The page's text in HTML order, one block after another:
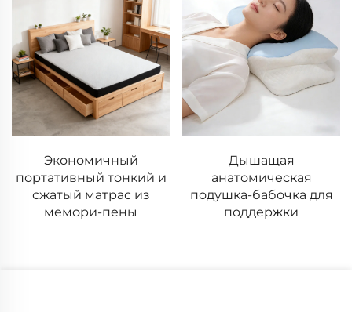
Дышащая
анатомическая
подушка-бабочка для
поддержки
Белая подушка-
бабочка из мемори-
пены